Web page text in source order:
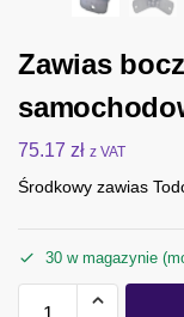
Zawias
75.17 zł z VAT
Środkowy zawias
30 w magazynie